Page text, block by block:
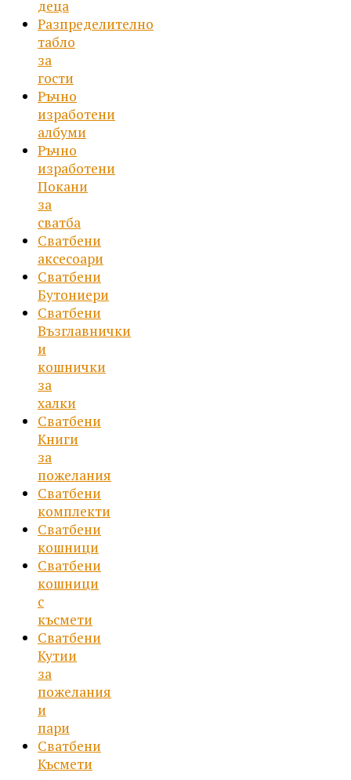
деца
Разпределително
табло
за
гости
Ръчно
изработени
албуми
Ръчно
изработени
Покани
за
сватба
Сватбени
аксесоари
Сватбени
Бутониери
Сватбени
Възглавнички
и
кошнички
за
халки
Сватбени
Книги
за
пожелания
Сватбени
комплекти
Сватбени
кошници
Сватбени
кошници
с
късмети
Сватбени
Кутии
за
пожелания
и
пари
Сватбени
Късмети